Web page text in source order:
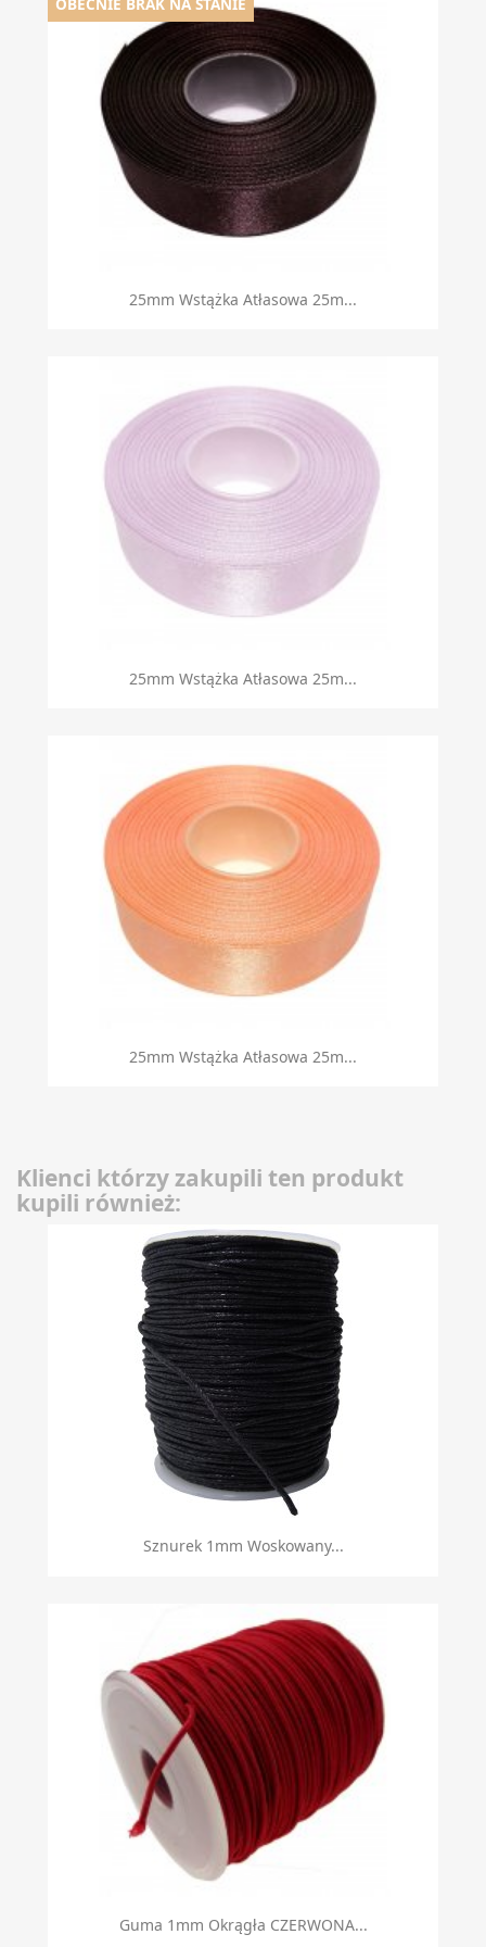
25mm Wstążka Atłasowa 25m...
25mm Wstążka Atłasowa 25m...
25mm Wstążka Atłasowa 25m...
Klienci którzy zakupili ten produkt
kupili również:
Sznurek 1mm Woskowany...
Guma 1mm Okrągła CZERWONA...